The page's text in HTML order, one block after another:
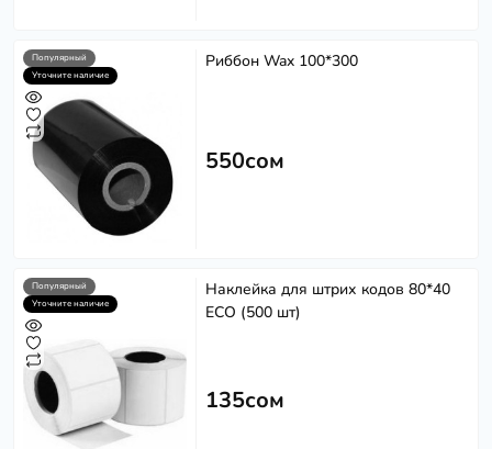
Популярный
Уточните наличие
Риббон Wax 100*300
550сом
Популярный
Уточните наличие
Наклейка для штрих кодов 80*40
ECO (500 шт)
135сом